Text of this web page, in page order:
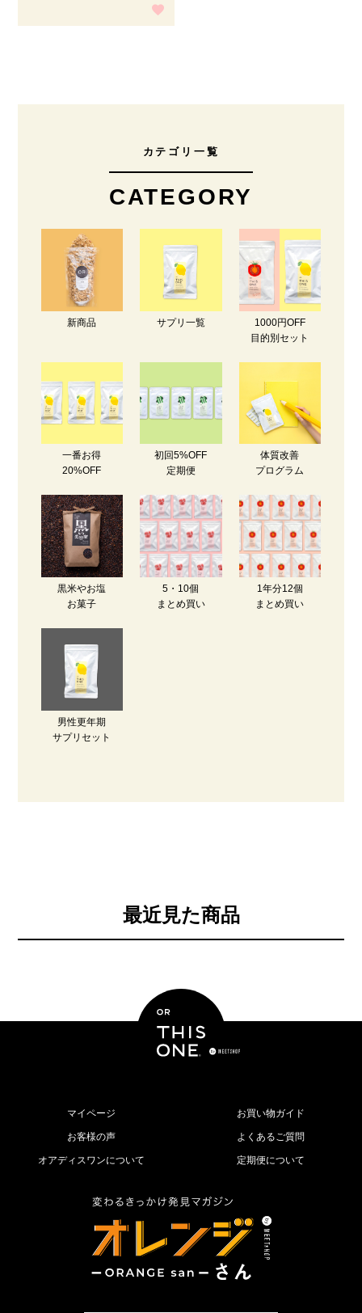
カテゴリ一覧
CATEGORY
新商品 サプリ一覧
1000円OFF
目的別セット
一番お得
20%OFF
初回5%OFF
定期便
体質改善
プログラム
黒米やお塩
お菓子
5・10個
まとめ買い
1年分12個
まとめ買い
男性更年期
サプリセット
最近見た商品
マイページ お買い物ガイド
お客様の声 よくあるご質問
オアディスワンについて 定期便について